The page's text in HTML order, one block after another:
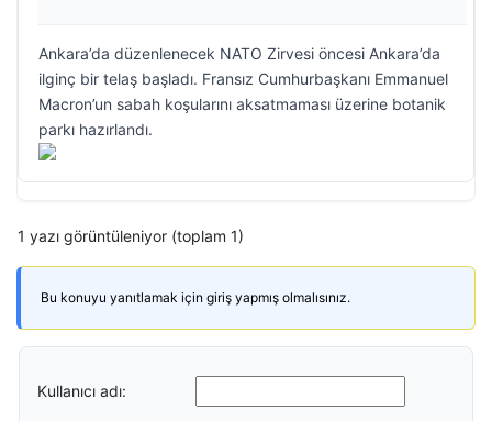
Ankara’da düzenlenecek NATO Zirvesi öncesi Ankara’da
ilginç bir telaş başladı. Fransız Cumhurbaşkanı Emmanuel
Macron’un sabah koşularını aksatmaması üzerine botanik
parkı hazırlandı.
1 yazı görüntüleniyor (toplam 1)
Bu konuyu yanıtlamak için giriş yapmış olmalısınız.
Kullanıcı adı: